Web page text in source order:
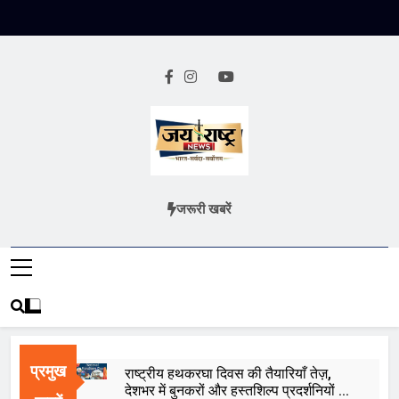
Jai Rashtra
हिंदी समाचार
जरूरी खबरें
प्रमुख
राष्ट्रीय हथकरघा दिवस की तैयारियाँ तेज़,
देशभर में बुनकरों और हस्तशिल्प प्रदर्शनियों का